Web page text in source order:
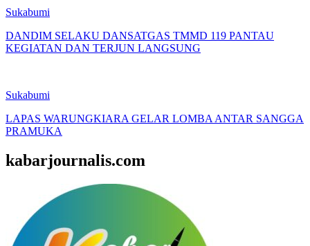
Sukabumi
DANDIM SELAKU DANSATGAS TMMD 119 PANTAU
KEGIATAN DAN TERJUN LANGSUNG
Sukabumi
LAPAS WARUNGKIARA GELAR LOMBA ANTAR SANGGA
PRAMUKA
kabarjournalis.com